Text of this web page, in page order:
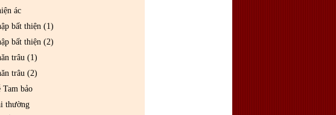
ác
bất thiện (1)
bất thiện (2)
ăn trâu (1)
ăn trâu (2)
Tam bảo
thường